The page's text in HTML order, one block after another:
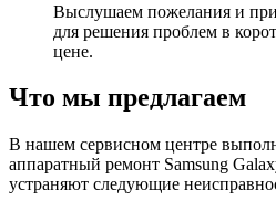
Выслушаем пожелания и
для решения проблем в
цене.
Что мы предлагаем
В нашем сервисном центре
аппаратный ремонт Samsung
устраняют следующие